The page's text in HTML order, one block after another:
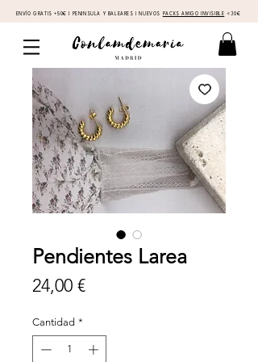
ENVÍO GRATIS +50€ I PENINSULA Y BALEARES I NUEVOS PACKS AMIGO INVISIBLE <30€
Pendientes Larea
24,00 €Precio
Cantidad *